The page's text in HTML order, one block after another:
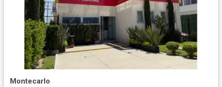
Montecarlo